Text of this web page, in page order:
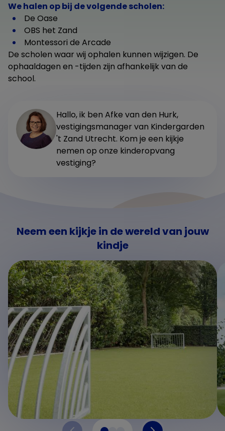
We halen op bij de volgende scholen:
De Oase
OBS het Zand
Montessori de Arcade
De scholen waar wij ophalen kunnen wijzigen. De
ophaaldagen en -tijden zijn afhankelijk van de
school.
Hallo, ik ben Afke van den Hurk,
vestigingsmanager van Kindergarden
't Zand Utrecht. Kom je een kijkje
nemen op onze kinderopvang
vestiging?
Neem een kijkje in de wereld van jouw
kindje